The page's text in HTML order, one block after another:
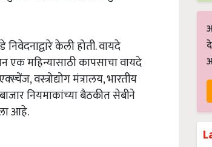
केली होती. वायदे
एक महिन्यासाठी कापसाचा वायदे
वस्त्रोद्योग मंत्रालय, भारतीय
नियमाकांच्या बैठकीत सेबीने
आहे.